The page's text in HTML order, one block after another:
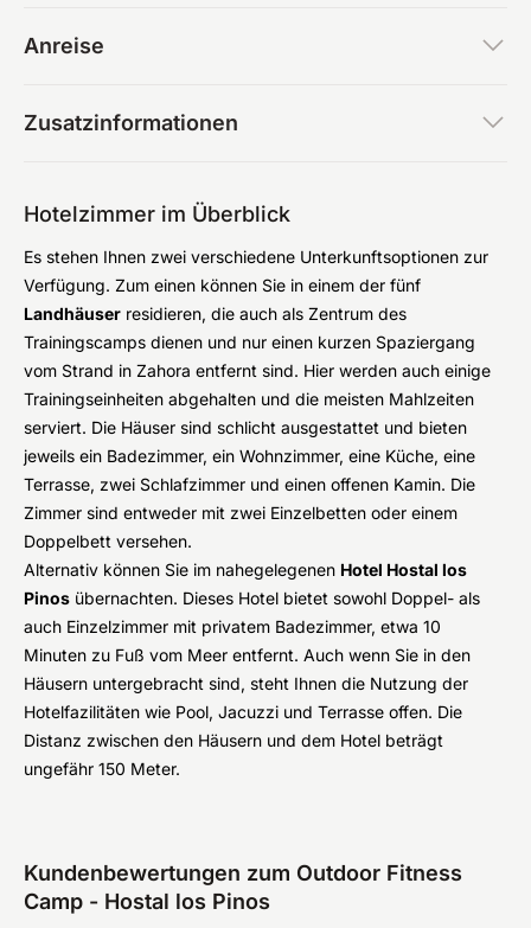
Anreise
Zusatzinformationen
Hotelzimmer im Überblick
Es stehen Ihnen zwei verschiedene Unterkunftsoptionen zur
Verfügung. Zum einen können Sie in einem der fünf
Landhäuser residieren, die auch als Zentrum des
Trainingscamps dienen und nur einen kurzen Spaziergang
vom Strand in Zahora entfernt sind. Hier werden auch einige
Trainingseinheiten abgehalten und die meisten Mahlzeiten
serviert. Die Häuser sind schlicht ausgestattet und bieten
jeweils ein Badezimmer, ein Wohnzimmer, eine Küche, eine
Terrasse, zwei Schlafzimmer und einen offenen Kamin. Die
Zimmer sind entweder mit zwei Einzelbetten oder einem
Doppelbett versehen.
Alternativ können Sie im nahegelegenen Hotel Hostal los
Pinos übernachten. Dieses Hotel bietet sowohl Doppel- als
auch Einzelzimmer mit privatem Badezimmer, etwa 10
Minuten zu Fuß vom Meer entfernt. Auch wenn Sie in den
Häusern untergebracht sind, steht Ihnen die Nutzung der
Hotelfazilitäten wie Pool, Jacuzzi und Terrasse offen. Die
Distanz zwischen den Häusern und dem Hotel beträgt
ungefähr 150 Meter.
Kundenbewertungen zum Outdoor Fitness
Camp - Hostal los Pinos